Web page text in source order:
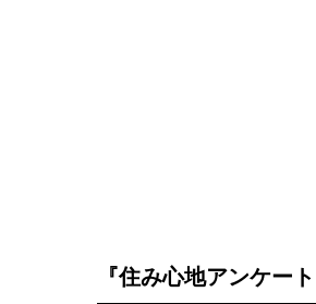
『住み心地アンケート